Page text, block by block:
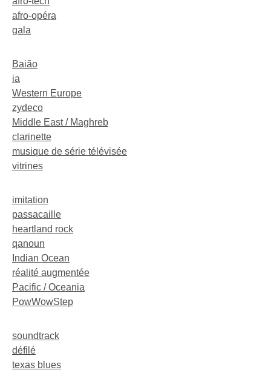
afro-opéra
gala
Baião
ia
Western Europe
zydeco
Middle East / Maghreb
clarinette
musique de série télévisée
vitrines
imitation
passacaille
heartland rock
qanoun
Indian Ocean
réalité augmentée
Pacific / Oceania
PowWowStep
soundtrack
défilé
texas blues